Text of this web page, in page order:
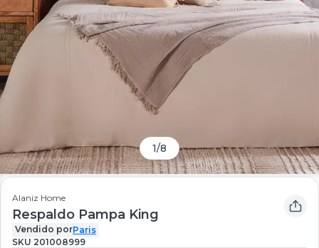
1/8
Alaniz Home
Respaldo Pampa King
Vendido porParis
SKU 201008999